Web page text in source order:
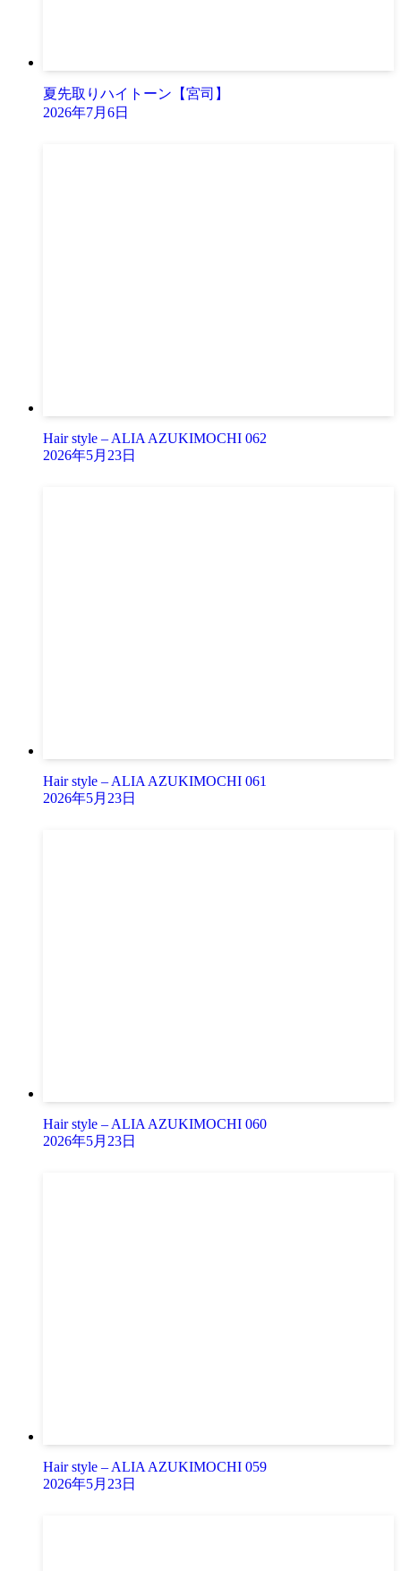
夏先取りハイトーン【宮司】
2026年7月6日
Hair style – ALIA AZUKIMOCHI 062
2026年5月23日
Hair style – ALIA AZUKIMOCHI 061
2026年5月23日
Hair style – ALIA AZUKIMOCHI 060
2026年5月23日
Hair style – ALIA AZUKIMOCHI 059
2026年5月23日